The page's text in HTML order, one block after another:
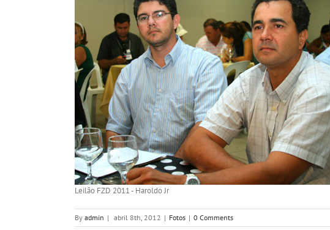
Leilão FZD 2011 - Haroldo Jr
By admin | abril 8th, 2012 | Fotos | 0 Comments